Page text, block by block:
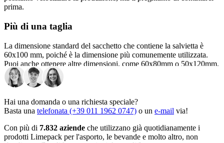
prima.
Più di una taglia
La dimensione standard del sacchetto che contiene la salvietta è
60x100 mm, poiché è la dimensione più comunemente utilizzata.
Puoi anche ottenere altre dimensioni, come 60x80mm o 50x120mm.
Abbiamo la possibilità di produrre altre misure, ma ti saremmo grati
se ci contattassi nel caso avessi bisogno di qualcosa in particolare.
delle salviette, poiché la dimensione del panno è sempre di 140x200
mm. Ciò che le diverse dimensioni dei contenitori consentono è che
puoi creare il design che desideri senza limitazioni.
Le diverse fragranze delle salviette umidificate
Hai una domanda o una richiesta speciale?
Basta una telefonata (+39 011 1962 0747) o un e-mail via!
Con più di 7.832 aziende che utilizzano già quotidianamente i
prodotti Limepack per l'asporto, le bevande e molto altro, non